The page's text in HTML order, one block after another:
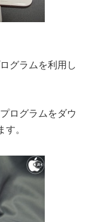
グラムを利用し
ログラムをダウ
。